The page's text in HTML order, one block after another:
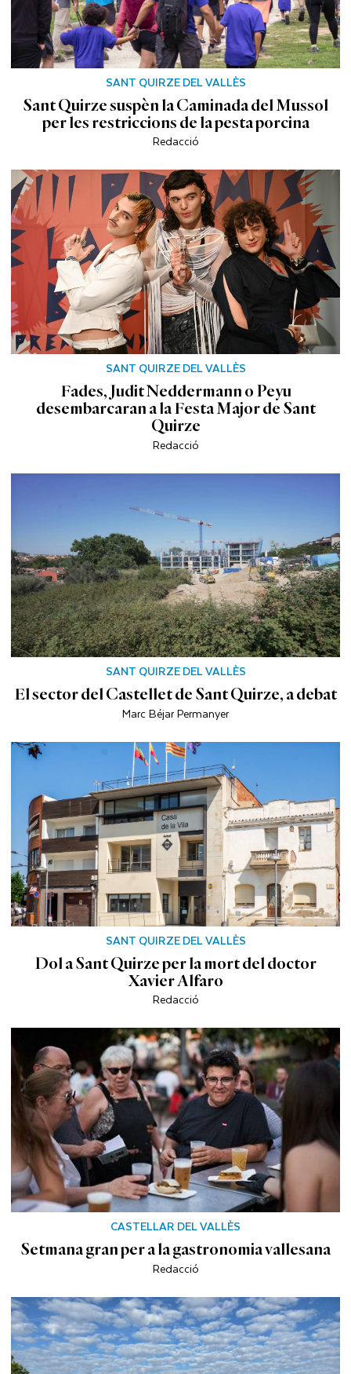
SANT QUIRZE DEL VALLÈS
Sant Quirze suspèn la Caminada del Mussol
per les restriccions de la pesta porcina
Redacció
SANT QUIRZE DEL VALLÈS
Fades, Judit Neddermann o Peyu
desembarcaran a la Festa Major de Sant
Quirze
Redacció
SANT QUIRZE DEL VALLÈS
El sector del Castellet de Sant Quirze, a debat
Marc Béjar Permanyer
SANT QUIRZE DEL VALLÈS
Dol a Sant Quirze per la mort del doctor
Xavier Alfaro
Redacció
CASTELLAR DEL VALLÈS
Setmana gran per a la gastronomia vallesana
Redacció